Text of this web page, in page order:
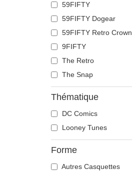
59FIFTY
59FIFTY Dogear
59FIFTY Retro Crown
9FIFTY
The Retro
The Snap
Thématique
DC Comics
Looney Tunes
Forme
Autres Casquettes